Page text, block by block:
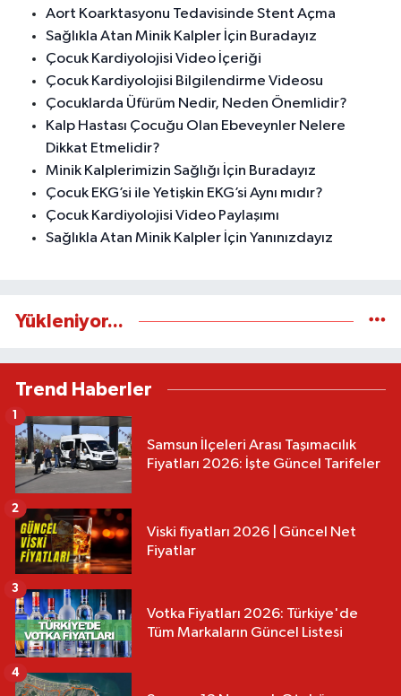
Aort Koarktasyonu Tedavisinde Stent Açma
Sağlıkla Atan Minik Kalpler İçin Buradayız
Çocuk Kardiyolojisi Video İçeriği
Çocuk Kardiyolojisi Bilgilendirme Videosu
Çocuklarda Üfürüm Nedir, Neden Önemlidir?
Kalp Hastası Çocuğu Olan Ebeveynler Nelere
Dikkat Etmelidir?
Minik Kalplerimizin Sağlığı İçin Buradayız
Çocuk EKG’si ile Yetişkin EKG’si Aynı mıdır?
Çocuk Kardiyolojisi Video Paylaşımı
Sağlıkla Atan Minik Kalpler İçin Yanınızdayız
Yükleniyor...
Trend Haberler
Samsun İlçeleri Arası Taşımacılık
Fiyatları 2026: İşte Güncel Tarifeler
1
Viski fiyatları 2026 | Güncel Net
Fiyatlar
2
Votka Fiyatları 2026: Türkiye'de
Tüm Markaların Güncel Listesi
3
4